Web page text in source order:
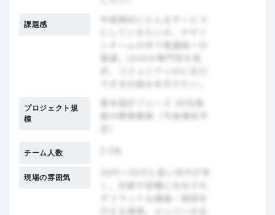
課題感
プロジェクト規
模
チーム人数
現場の雰囲気